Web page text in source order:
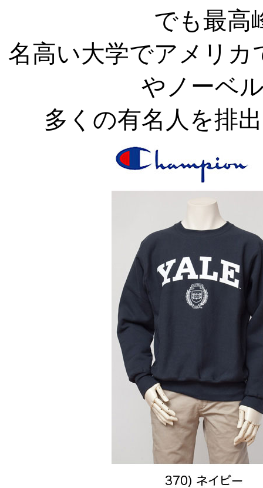
でも最高
名高い大学でアメリカ
やノーベ
多くの有名人を排